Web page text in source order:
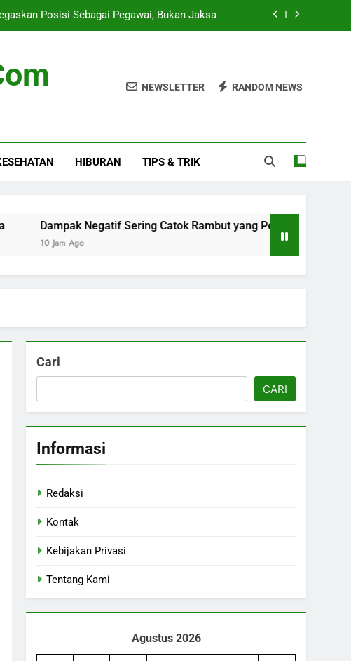
Posisi Sebagai Pegawai, Bukan Jaksa
Ditemukan di Sekolah Jaksel, Pemilik Tewas
Sering Catok Rambut yang Perlu Diketahui
NEWSLETTER RANDOM NEWS
HIBURAN TIPS & TRIK
Negatif Sering Catok Rambut yang Perlu Diketahui
Cari
CARI
Informasi
Redaksi
Kontak
Kebijakan Privasi
Tentang Kami
Agustus 2026